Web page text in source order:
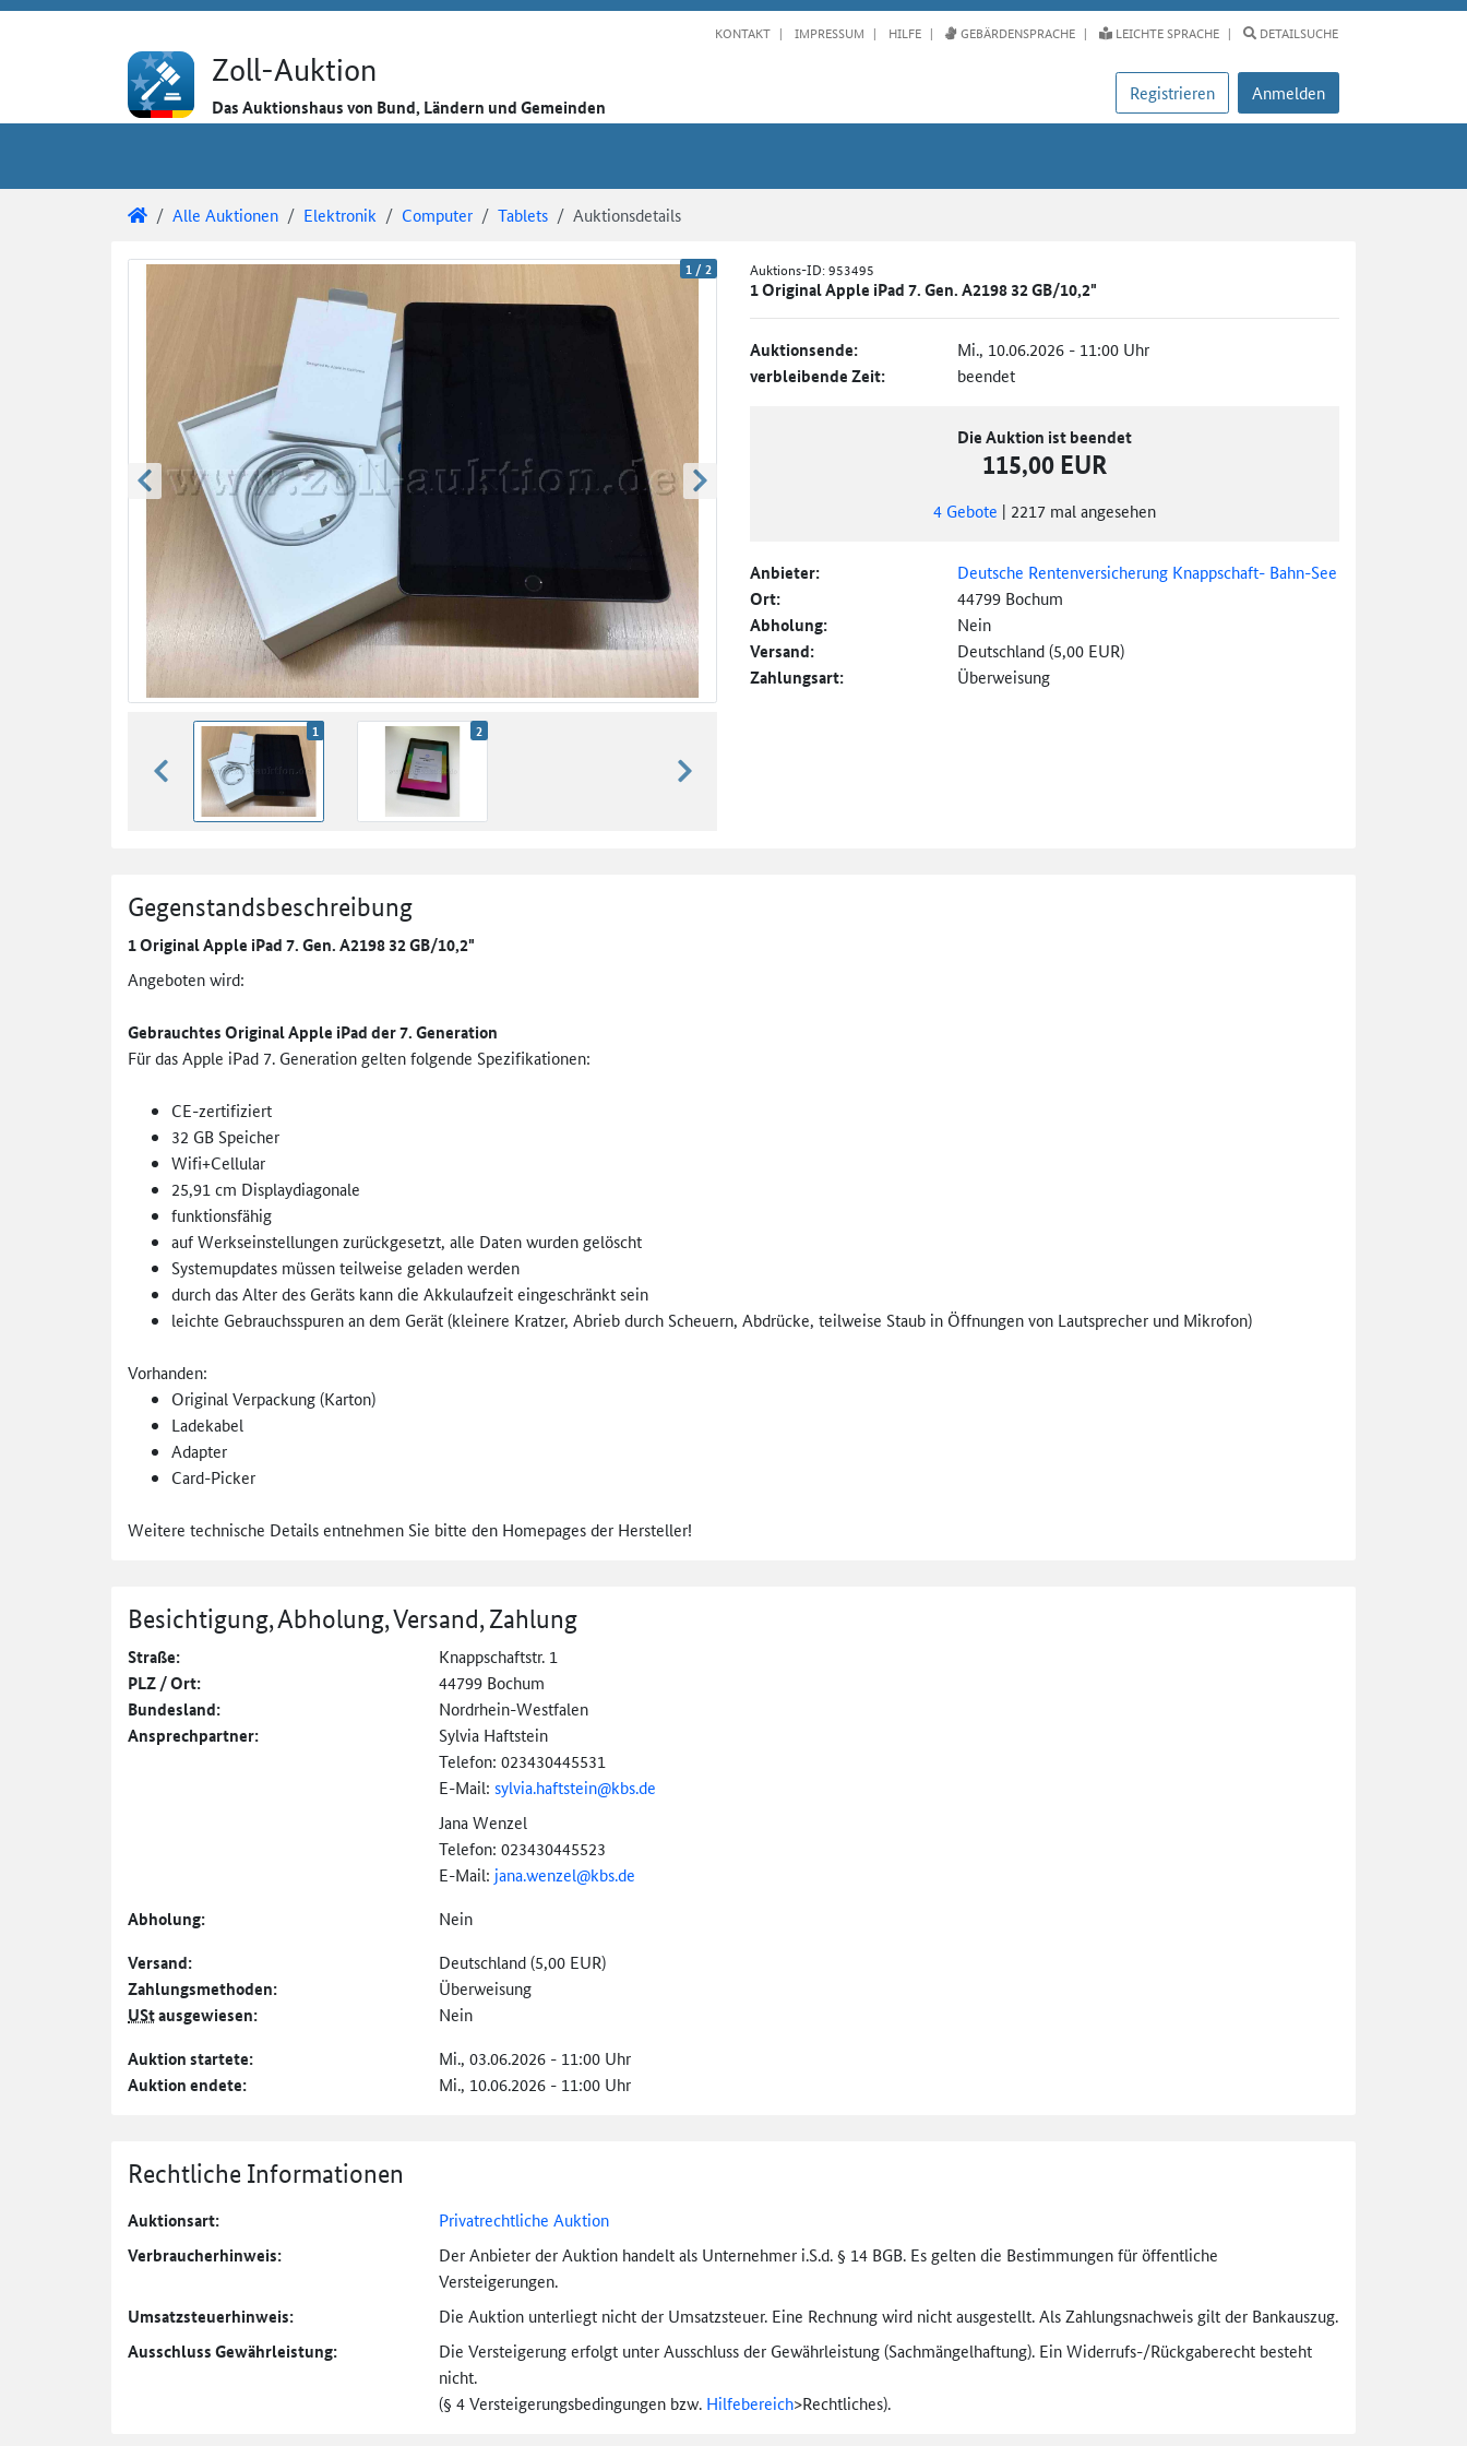
KONTAKT IMPRESSUM HILFE GEBÄRDENSPRACHE LEICHTE SPRACHE DETAILSUCHE
Zoll-Auktion
Das Auktionshaus von Bund, Ländern und Gemeinden
Registrieren Anmelden
Zoll-Auktion
Alle Auktionen Elektronik Computer Tablets Auktionsdetails
Auktionsdetails
Auktionsüberblick 1 /2
zurück blättern weiter blättern
zurück blättern
1 2
weiter blättern
Auktions-ID:953495
1 Original Apple iPad 7. Gen. A2198 32 GB/10,2"
Auktionsende: Mi., 10.06.2026 - 11:00 Uhr
verbleibende Zeit: beendet
Die Auktion ist beendet
115,00 EUR
4 Gebote | 2217 mal angesehen
Anbieter: Deutsche Rentenversicherung Knappschaft- Bahn-See
Ort: 44799 Bochum
Abholung: Nein
Versand: Deutschland (5,00 EUR)
Zahlungsart: Überweisung
Gegenstandsbeschreibung
1 Original Apple iPad 7. Gen. A2198 32 GB/10,2"
Angeboten wird:
Gebrauchtes Original Apple iPad der 7. Generation
Für das Apple iPad 7. Generation gelten folgende Spezifikationen:
CE-zertifiziert
32 GB Speicher
Wifi+Cellular
25,91 cm Displaydiagonale
funktionsfähig
auf Werkseinstellungen zurückgesetzt, alle Daten wurden gelöscht
Systemupdates müssen teilweise geladen werden
durch das Alter des Geräts kann die Akkulaufzeit eingeschränkt sein
leichte Gebrauchsspuren an dem Gerät (kleinere Kratzer, Abrieb durch Scheuern, Abdrücke, teilweise Staub in Öffnungen von Lautsprecher und Mikrofon)
Vorhanden:
Original Verpackung (Karton)
Ladekabel
Adapter
Card-Picker
Weitere technische Details entnehmen Sie bitte den Homepages der Hersteller!
Besichtigung, Abholung, Versand, Zahlung
Straße: Knappschaftstr. 1
PLZ / Ort: 44799 Bochum
Bundesland: Nordrhein-Westfalen
Ansprechpartner:
Sylvia Haftstein
Telefon: 023430445531
E-Mail: sylvia.haftstein@kbs.de
Jana Wenzel
Telefon: 023430445523
E-Mail: jana.wenzel@kbs.de
Abholung: Nein
Versand: Deutschland (5,00 EUR)
Zahlungs­methoden: Überweisung
UStausgewiesen: Nein
Auktion startete: Mi., 03.06.2026 - 11:00 Uhr
Auktion endete: Mi., 10.06.2026 - 11:00 Uhr
Rechtliche Informationen
Auktionsart: Privatrechtliche Auktion
Verbraucher­hinweis:
Der Anbieter der Auktion handelt als Unternehmer i.S.d. § 14 BGB. Es gelten die Bestimmungen für öffentliche
Versteigerungen.
Umsatzsteuer­hinweis: Die Auktion unterliegt nicht der Umsatzsteuer. Eine Rechnung wird nicht ausgestellt. Als Zahlungsnachweis gilt der Bankauszug.
Ausschluss Gewährleistung: Die Versteigerung erfolgt unter Ausschluss der Gewährleistung (Sachmängel­haftung). Ein Widerrufs-/Rückgaberecht besteht
nicht.
(§ 4 Versteigerungs­bedingungen bzw. Hilfebereich>Rechtliches).